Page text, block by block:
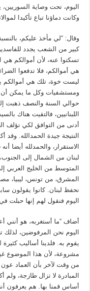
اليوم، تحت وصاية السوريين،
وكانت دماؤنا تباع تأكيدا
وقال: “لي مأخذ عليكم،
كبير من الشعب يجدد
تسكتوا عنه، لأن أموالكم
هي أموالكم، فلا تدفعوا
ليست خوة، تلك هي
ومستشفيات وكل ما يمكن أن
حوالي السنة والنصف ذهبت
اللبنانيين، فالتقيت هناك
أدنى من التوافق لكي نؤلف
النتيجة جيدة الحمدالله.
الاستقرار، والحمدلله أيضا
لبنان من الشمال إلى الجنوب،
المتوسط من الخليج العربي
المشرق، من تونس، ليبيا،
نحفظ لبنان. كانوا يقولون
اليوم فنقول لهم إنها حبلت
أضاف “ما أستغربه، هو أنني
اليوم نحن المرفوضين، لذلك
يقوم به. فلدينا أساليب
مشروعة، لأن هذا الموضوع
من وقت لآخر بأن العماد
المبادرة لا تزال طازجة،
أساس قمنا بها. هم يعرفون